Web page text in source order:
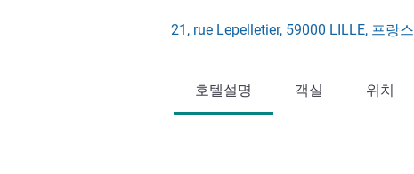
21, rue Lepelletier, 59000 LILLE, 프랑스
호텔설명 객실 위치